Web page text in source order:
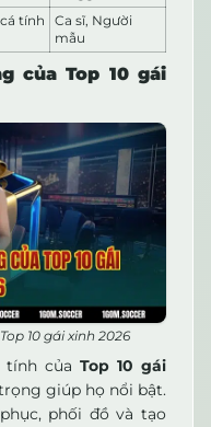
tính
Ca sĩ, Người
mẫu
của Top 10 gái
10 gái xinh 2026
tính của Top 10 gái
giúp họ nổi bật.
phối đồ và tạo